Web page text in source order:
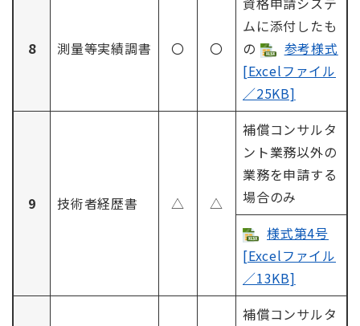
8 測量等実績調書 〇 〇
ムに添付したも
の
参考様式
[Excelファイル
／25KB]
9 技術者経歴書 △ △
補償コンサルタ
ント業務以外の
業務を申請する
場合のみ
様式第4号
[Excelファイル
／13KB]
補償コンサルタ